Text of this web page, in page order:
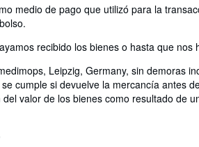
medio de pago que utilizó para la
recibido los bienes o hasta que
Leipzig, Germany, sin demoras
cumple si devuelve la mercancía antes
valor de los bienes como resultado